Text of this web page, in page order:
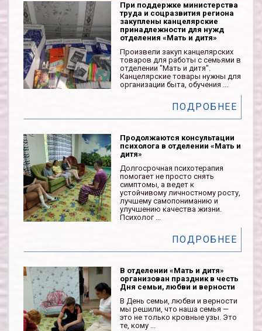
При поддержке министерства
труда и соцразвития региона
закуплены канцелярские
принадлежности для нужд
отделения «Мать и дитя»
Произвели закуп канцелярских
товаров для работы с семьями в
отделении "Мать и дитя".
Канцелярские товары нужны для
организации быта, обучения ...
ПОДРОБНЕЕ
Продолжаются консультации
психолога в отделении «Мать и
дитя»
Долгосрочная психотерапия
помогает не просто снять
симптомы, а ведет к
устойчивому личностному росту,
лучшему самопониманию и
улучшению качества жизни.
Психолог ...
ПОДРОБНЕЕ
В отделении «Мать и дитя»
организован праздник в честь
Дня семьи, любви и верности
В День семьи, любви и верности
мы решили, что наша семья —
это не только кровные узы. Это
те, кому ...